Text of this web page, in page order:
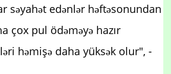
səyahət edənlər həftəsonundan
çox pul ödəməyə hazır
həmişə daha yüksək olur", -